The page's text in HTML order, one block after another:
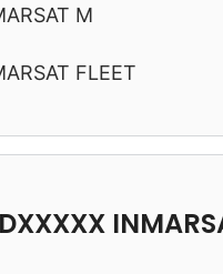
M
FLEET